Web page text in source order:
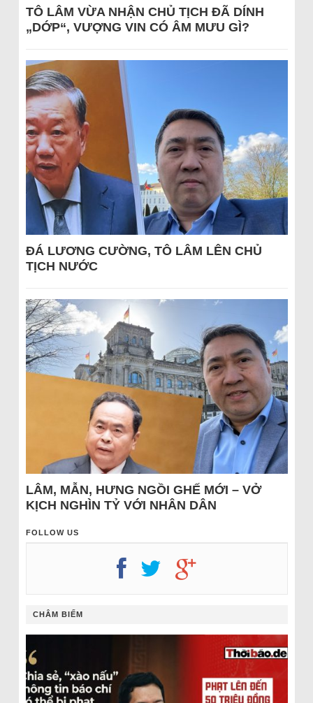
TÔ LÂM VỪA NHẬN CHỦ TỊCH ĐÃ DÍNH
„DỚP“, VƯỢNG VIN CÓ ÂM MƯU GÌ?
ĐÁ LƯƠNG CƯỜNG, TÔ LÂM LÊN CHỦ
TỊCH NƯỚC
LÂM, MẪN, HƯNG NGỒI GHẾ MỚI – VỞ
KỊCH NGHÌN TỶ VỚI NHÂN DÂN
FOLLOW US
CHÂM BIẾM